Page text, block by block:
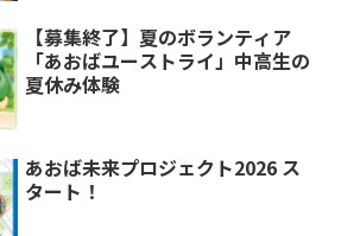
【募集終了】夏のボランティア
「あおばユーストライ」中高生の
夏休み体験
あおば未来プロジェクト2026 ス
タート！